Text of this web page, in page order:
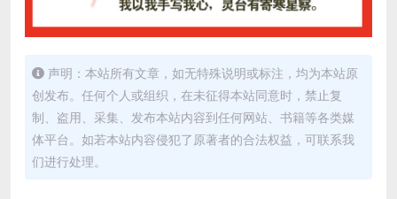
声明：本站所有文章，如无特殊说明或标注，均为本站原
创发布。任何个人或组织，在未征得本站同意时，禁止复
制、盗用、采集、发布本站内容到任何网站、书籍等各类媒
体平台。如若本站内容侵犯了原著者的合法权益，可联系我
们进行处理。